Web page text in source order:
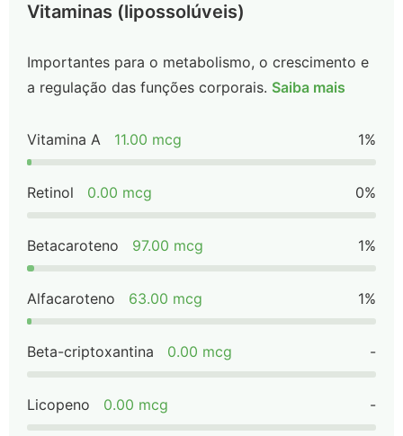
Vitaminas (lipossolúveis)
Importantes para o metabolismo, o crescimento e
a regulação das funções corporais. Saiba mais
Vitamina A 11.00 mcg 1%
Retinol 0.00 mcg 0%
Betacaroteno 97.00 mcg 1%
Alfacaroteno 63.00 mcg 1%
Beta-criptoxantina 0.00 mcg -
Licopeno 0.00 mcg -